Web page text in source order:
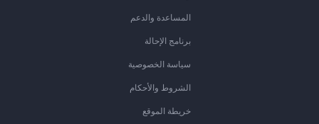
المساعدة والدعم
برنامج الإحالة
سياسة الخصوصية
الشروط والأحكام
خريطة الموقع